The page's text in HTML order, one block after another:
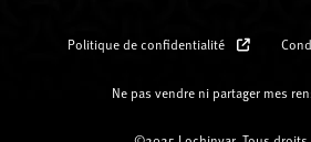
Politique de confidentialité
Ne pas vendre ni partager mes